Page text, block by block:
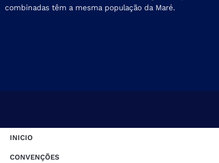
combinadas têm a mesma população da Maré.
INICIO
CONVENÇÕES